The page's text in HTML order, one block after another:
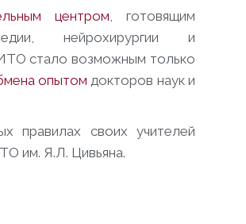
центром, готовящим
нейрохирургии и
стало возможным только
опытом докторов наук и
правилах своих учителей
им. Я.Л. Цивьяна.